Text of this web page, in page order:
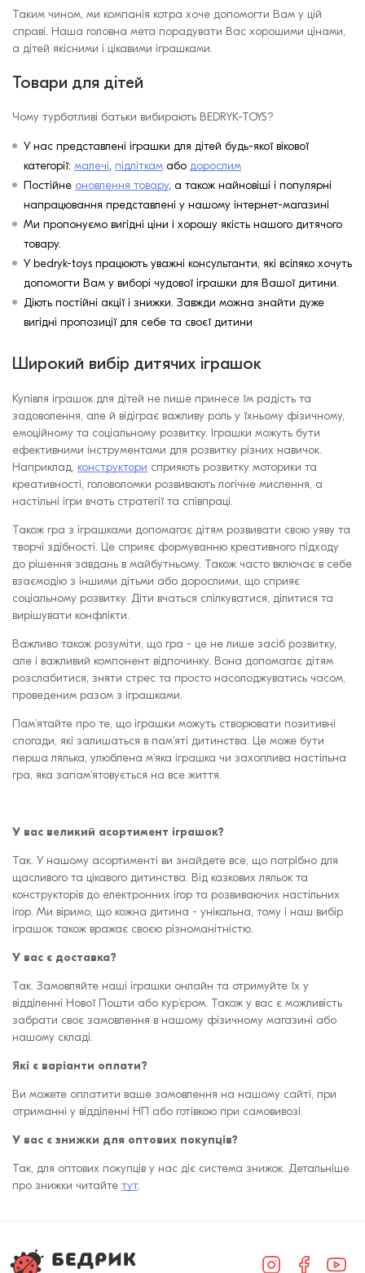
Таким чином, ми компанія котра хоче допомогти Вам у цій
справі. Наша головна мета порадувати Вас хорошими цінами,
а дітей якісними і цікавими іграшками.
Товари для дітей
Чому турботливі батьки вибирають BEDRYK-TOYS?
У нас представлені іграшки для дітей будь-якої вікової
категорії: малечі, підліткам або дорослим
Постійне оновлення товару, а також найновіші і популярні
напрацювання представлені у нашому інтернет-магазині
Ми пропонуємо вигідні ціни і хорошу якість нашого дитячого
товару.
У bedryk-toys працюють уважні консультанти, які всіляко хочуть
допомогти Вам у виборі чудової іграшки для Вашої дитини.
Діють постійні акції і знижки. Завжди можна знайти дуже
вигідні пропозиції для себе та своєї дитини
Широкий вибір дитячих іграшок
Купівля іграшок для дітей не лише принесе їм радість та
задоволення, але й відіграє важливу роль у їхньому фізичному,
емоційному та соціальному розвитку. Іграшки можуть бути
ефективними інструментами для розвитку різних навичок.
Наприклад, конструктори сприяють розвитку моторики та
креативності, головоломки розвивають логічне мислення, а
настільні ігри вчать стратегії та співпраці.
Також гра з іграшками допомагає дітям розвивати свою уяву та
творчі здібності. Це сприяє формуванню креативного підходу
до рішення завдань в майбутньому. Також часто включає в себе
взаємодію з іншими дітьми або дорослими, що сприяє
соціальному розвитку. Діти вчаться спілкуватися, ділитися та
вирішувати конфлікти.
Важливо також розуміти, що гра - це не лише засіб розвитку,
але і важливий компонент відпочинку. Вона допомагає дітям
розслабитися, зняти стрес та просто насолоджуватись часом,
проведеним разом з іграшками.
Пам’ятайте про те, що іграшки можуть створювати позитивні
спогади, які залишаться в пам'яті дитинства. Це може бути
перша лялька, улюблена м'яка іграшка чи захоплива настільна
гра, яка запам'ятовується на все життя.
У вас великий асортимент іграшок?
Так. У нашому асортименті ви знайдете все, що потрібно для
щасливого та цікавого дитинства. Від казкових ляльок та
конструкторів до електронних ігор та розвиваючих настільних
ігор. Ми віримо, що кожна дитина - унікальна, тому і наш вибір
іграшок також вражає своєю різноманітністю.
У вас є доставка?
Так. Замовляйте наші іграшки онлайн та отримуйте їх у
відділенні Нової Пошти або кур’єром. Також у вас є можливість
забрати своє замовлення в нашому фізичному магазині або
нашому складі.
Які є варіанти оплати?
Ви можете оплатити ваше замовлення на нашому сайті, при
отриманні у відділенні НП або готівкою при самовивозі.
У вас є знижки для оптових покупців?
Так, для оптових покупців у нас діє система знижок. Детальніше
про знижки читайте тут.